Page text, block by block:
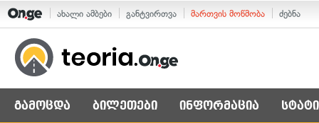
ახალი ამბები განტვირთვა მართვის მოწმობა ძებნა
გამოცდა ბილეთები ინფორმაცია